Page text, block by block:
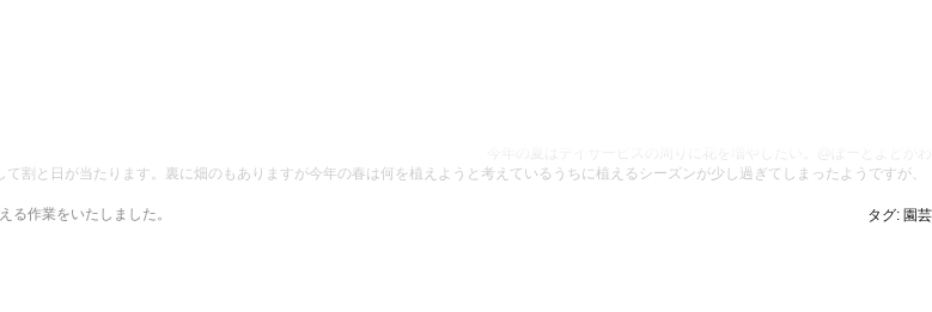
タグ: 園芸
と日が当たります。裏に畑のもありますが今年の春は何を植えようと考えているうちに植えるシーズンが少し過ぎてしまったようですが、
る作業をいたしました。